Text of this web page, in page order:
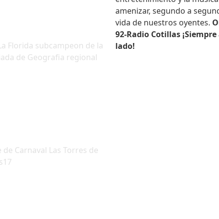
Florida subcampeon de la
de Geografia regional
de Carnaval Las Torres de
amenizar, segundo a
vida de nuestros oyentes.
92-Radio Cotillas
lado!